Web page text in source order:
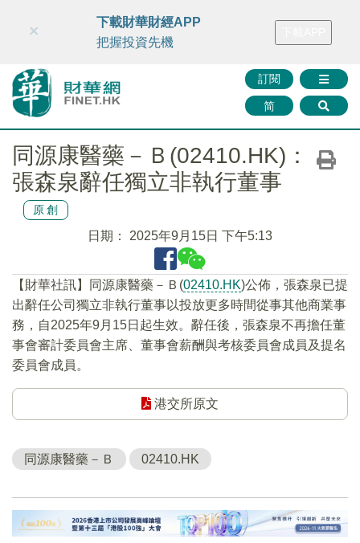
財華智庫網 FINTV FINMETA 財華證券 媒體矩陣
訂閱
简
×
下載財華財經APP
把握投資先機
同源康醫藥－Ｂ(02410.HK)：
張森泉辭任獨立非執行董事
原創
日期： 2025年9月15日 下午5:13
【財華社訊】同源康醫藥－Ｂ(02410.HK)公佈，張森泉已提
出辭任公司獨立非執行董事以投放更多時間從事其他商業事
務，自2025年9月15日起生效。辭任後，張森泉不再擔任董
事會審計委員會主席、董事會薪酬與考核委員會成員及提名
委員會成員。
港交所原文
同源康醫藥－Ｂ 02410.HK